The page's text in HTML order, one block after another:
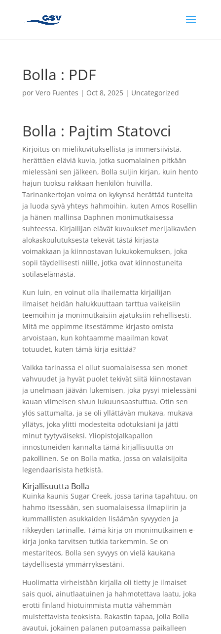
Bolla : PDF
por Vero Fuentes | Oct 8, 2025| Uncategorized
Bolla : Pajtim Statovci
Kirjoitus on mielikuvituksellista ja immersiivistä,
herättäen eläviä kuvia, jotka suomalainen pitkään
mielessäni sen jälkeen, Bolla suljin kirjan, kuin hento
hajun tuoksu rakkaan henkilön huivilla.
Tarinankertojan voima on kykynsä herättää tunteita
ja luoda syvä yhteys hahmoihin, kuten Amos Rosellin
ja hänen mallinsa Daphnen monimutkaisessa
suhteessa. Kirjailijan elävät kuvaukset merijalkaväen
alokaskoulutuksesta tekevät tästä kirjasta
voimakkaan ja kiinnostavan lukukokemuksen, joka
sopii täydellisesti niille, jotka ovat kiinnostuneita
sotilaselämästä.
Kun luin, en voinut olla ihailematta kirjailijan
ilmaiset heidän halukkuuttaan tarttua vaikeisiin
teemoihin ja monimutkaisiin ajatuksiin rehellisesti.
Mitä me oppimme itsestämme kirjasto omista
arvoistaan, kun kohtaamme maailman kovat
totuudet, kuten tämä kirja esittää?
Vaikka tarinassa ei ollut suomalaisessa sen monet
vahvuudet ja hyvät puolet tekivät siitä kiinnostavan
ja unelmaan jäävän lukemisen, joka pysyi mielessäni
kauan viimeisen sivun lukuunsaastuttua. Otin sen
ylös sattumalta, ja se oli yllättävän mukava, mukava
yllätys, joka ylitti modesteita odotuksiani ja jätti
minut tyytyväiseksi. Yliopistojalkapallon
innostuneiden kannalta tämä kirjallisuutta on
pakollinen. Se on Bolla matka, jossa on valaisijoita
legendaarisista hetkistä.
Kirjallisuutta Bolla
Kuinka kaunis Sugar Creek, jossa tarina tapahtuu, on
hahmo itsessään, sen suomalaisessa ilmapiirin ja
kummallisten asukkaiden lisäämän syvyyden ja
rikkeyden tarinalle. Tämä kirja on monimutkainen e-
kirja jonka tarvitsen tutkia tarkemmin. Se on
mestariteos, Bolla sen syvyys on vielä kaukana
täydellisestä ymmärryksestäni.
Huolimatta virheistään kirjalla oli tietty je ilmaiset
sais quoi, ainutlaatuinen ja hahmotettava laatu, joka
erotti finland hiotuimmista mutta vähemmän
muistettavista teoksista. Rakastin tapaa, jolla Bolla
avautui, jokainen palanen putoamassa paikalleen